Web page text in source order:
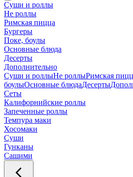
Суши и роллы
Не роллы
Римская пицца
Бургеры
Поке, боулы
Основные блюда
Десерты
Дополнительно
Суши и роллыНе роллыРимская
боулыОсновные блюдаДесерты
Сеты
Калифорнийские роллы
Запеченные роллы
Темпура маки
Хосомаки
Суши
Гунканы
Сашими